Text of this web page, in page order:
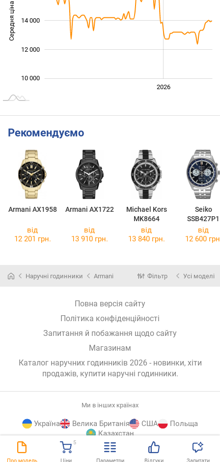
5
Середня ціна 10 000
10 000
12 000
14 000
2026
Рекомендуємо
Armani AX1958 Armani AX1722
Michael Kors
MK8664
Seiko
SSB427P1
від
12 201 грн.
від
13 910 грн.
від
13 840 грн.
від
12 600
Наручні годинники Armani Фільтр Усі моделі
Повна версія сайту
Політика конфіденційності
Запитання й побажання щодо сайту
Магазинам
Каталог наручних годинників 2026 - новинки, хіти
продажів, купити наручні годинники.
Ми в інших країнах
Україна Велика Британія США
Польща
Казахстан
© E-Katalog, 2026